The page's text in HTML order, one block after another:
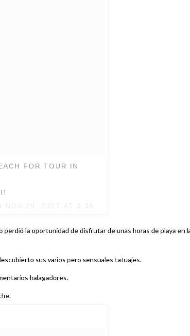
FOR TOUR IN
la oportunidad de disfrutar de unas horas de playa en
sus varios pero sensuales tatuajes.
halagadores.